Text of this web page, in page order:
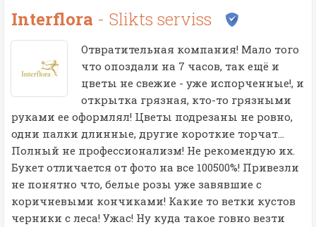
Interflora - Slikts serviss
Отвратительная компания! Мало того
что опоздали на 7 часов, так ещё и
цветы не свежие - уже испорченные!, и
открытка грязная, кто-то грязными
руками ее оформлял! Цветы подрезаны не ровно,
одни палки длинные, другие короткие торчат...
Полный не профессионализм! Не рекомендую их.
Букет отличается от фото на все 100500%! Привезли
не понятно что, белые розы уже завявшие с
коричневыми кончиками! Какие то ветки кустов
черники с леса! Ужас! Ну куда такое говно везти